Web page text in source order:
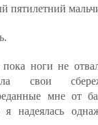
пятилетний
пока ноги не
свои
мне от
я надеялась